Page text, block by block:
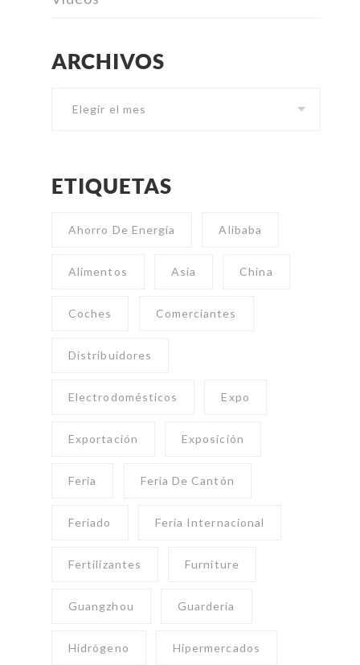
ARCHIVOS
ETIQUETAS
Ahorro De Energía Alibaba
Alimentos Asia China
Coches Comerciantes
Distribuidores
Electrodomésticos Expo
Exportación Exposición
Feria Feria De Cantón
Feriado Feria Internacional
Fertilizantes Furniture
Guangzhou Guardería
Hidrógeno Hipermercados